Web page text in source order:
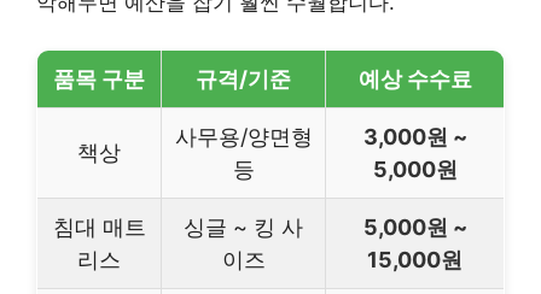
품목 구분 규격/기준 예상 수수료
책상
사무용/양면형
등
3,000원 ~
5,000원
침대 매트
리스
싱글 ~ 킹 사
이즈
5,000원 ~
15,000원